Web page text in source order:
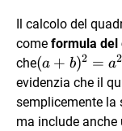
Il calcolo del
come formula del
che(a + b)2 = a2
evidenzia che il
semplicemente la
ma include anche